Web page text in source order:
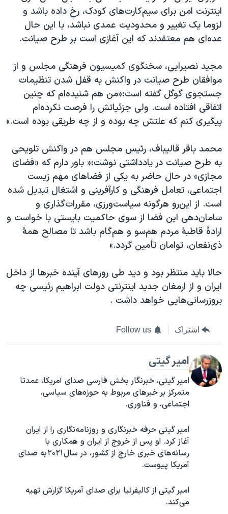
اینترنت امن برای سیم‌کارت‌های کودک، رخ داده باشد و
لزوما یک تغییر و محدودیت عمدی نباشد، با این حال
عده‌ای هم معتقدند که این آغازی است بر طرح صیانت.
مجید نصیرایی، سخنگوی کمیسیون فرهنگی مجلس و از
موافقان طرح صیانت در واکنش به قفل شدن تنظیمات
جستجوی گوگل گفته است:«من هم شنیده‌ام که چنین
اتفاقی افتاده است. ولی جزئیاتش را فرصت نکرده‌ام
پیگیری کنم که علتش چه بوده و از چه طریقی بوده است.»
محمد باقر قالیباف، رئیس مجلس هم در واکنش تلویحی
به طرح صیانت در یادداشتی نوشت:« باور دارم که «فضای
مجازی» در حال حاضر به یکی از فضاهای مهم زیست
اجتماعی، تعامل فرهنگی و کارآفرینی و اشتغال تبدیل شده
است. از این‌رو هرگونه سیاست‌ورزی، مقررات‌گذاری و
سامان‌دهی این فضا از سوی حاکمیت بایستی با خواست و
ارادهٔ قاطبهٔ مردم هم‌سو و هم‌گام باشد تا مصالح همهٔ
ذی‌نفعان، توامان تأمین گردد.»
حالا باید منتظر بود و دید طی روزهای آینده خبرها از داخل
ایران و از ارمغان جدید اینترنتی دولت ابراهیم رئیسی چه
بروزرسانی‌هایی خواهد داشت .
اشتراک Follow us
امیر گیتی
امیر گیتی، خبرنگار بخش فارسی صدای آمریکا، عمدتا
متمرکز بر خبرهای مربوط به حوزه‌های سیاسی،
اجتماعی، و فناوری.
امیر گیتی حرفه خبرنگاری و روزنامه‌نگاری را از ایران
آغاز کرد. او پس از خروج از ایران و همکاری با
رسانه‌های خبری خارج از کشور، در سال ۲۰۲۱ به صدای
آمریکا پیوست.
امیر گیتی از کالیفرنیا برای صدای آمریکا گزارش تهیه
می‌کند.